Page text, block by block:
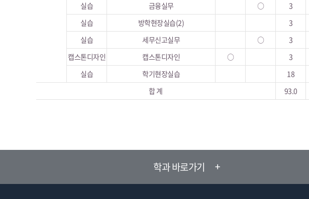
실습
금융실무 ○ 3
실습
방학현장실습(2) 3
실습
세무신고실무 ○ 3
캡스톤디자인
캡스톤디자인 ○ 3
실습
학기현장실습 18
합 계
93.0
학과 바로가기